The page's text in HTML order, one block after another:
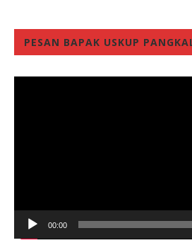
PESAN BAPAK USKUP
00:00